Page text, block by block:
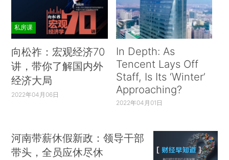
私房课
向松祚：宏观经济70
讲，带你了解国内外
经济大局
2022年04月06日
In Depth: As
Tencent Lays Off
Staff, Is Its ‘Winter’
Approaching?
2022年04月01日
河南带薪休假新政：领导干部
带头，全员应休尽休